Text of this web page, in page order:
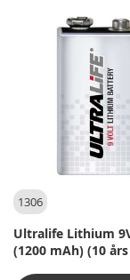
1306
Ultralife Lithium
(1200 mAh) (10